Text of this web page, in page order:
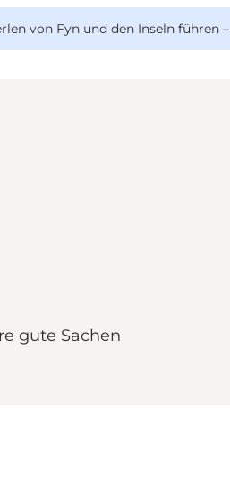
von Fyn und den Inseln führen –
gute Sachen